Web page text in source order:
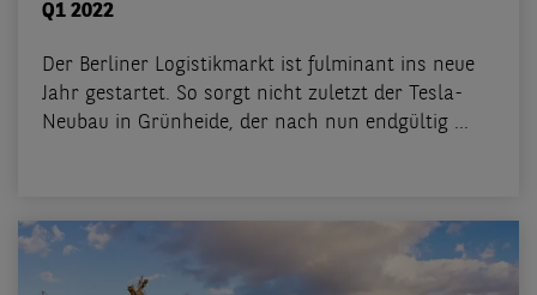
Q1 2022
Der Berliner Logistikmarkt ist fulminant ins neue
Jahr gestartet. So sorgt nicht zuletzt der Tesla-
Neubau in Grünheide, der nach nun endgültig ...